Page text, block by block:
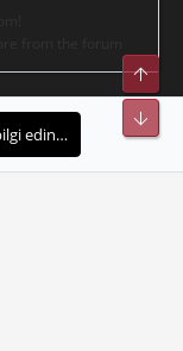
Ana sayfa
R
edin…
Üst